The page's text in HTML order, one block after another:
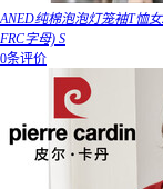
ANED纯棉泡泡灯笼袖T恤
FRC字母) S
0条评价